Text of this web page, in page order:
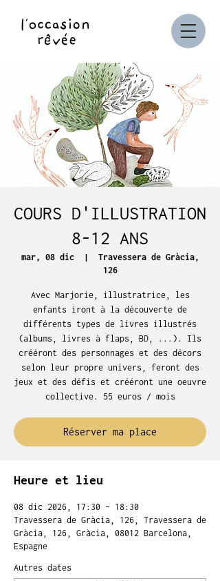
COURS D'ILLUSTRATION
8-12 ANS
mar, 08 dic
  |
Travessera de Gràcia,
126
Avec Marjorie, illustratrice, les
enfants iront à la découverte de
différents types de livres illustrés
(albums, livres à flaps, BD, ...). Ils
crééront des personnages et des décors
selon leur propre univers, feront des
jeux et des défis et crééront une oeuvre
collective. 55 euros / mois
Réserver ma place
Heure et lieu
08 dic 2026, 17:30 – 18:30
Travessera de Gràcia, 126, Travessera de
Gràcia, 126, Gràcia, 08012 Barcelona,
Espagne
Autres dates